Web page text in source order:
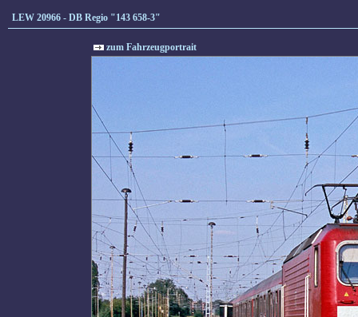
LEW 20966 - DB Regio "143 658-3"
zum Fahrzeugportrait